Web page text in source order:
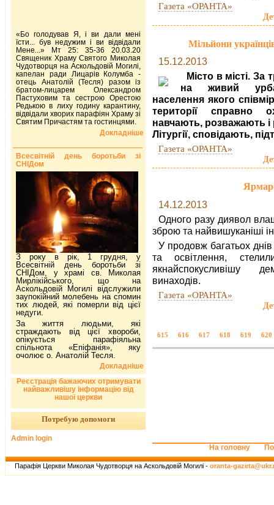
Газета «ОРАНТА»
Мільйони
15.12.2013
Місто в місті.
на живий
населення якого
території справно
навчають, розважають
Літургії, сповідають,
Газета «ОРАНТА»
14.12.2013
Одного разу диявол
зброю та найвишуканіші
У продовж багатьох
та освітлення,
якнайспокусливішу
винаходів.
Газета «ОРАНТА»
615 616 617 618 619 620
«Бо голодував Я, і ви дали мені
їсти... був недужим і ви відвідали
Мене...» Мт 25: 35-36 20.03.20
Священик Храму Святого Миколая
Чудотворця на Аскольдовій Могилі,
капелан ради Лицарів Колумба -
отець Анатолій (Тесля) разом із
братом-лицарем Олександром
Пастуховим та сестрою Орестою
Редькою в лиху годину карантину,
відвідали хворих парафіян Храму зі
Святим Причастям та гостинцями.
Докладніше
Всесвітній день боротьби зі
СНІДом
З року в рік, 1 грудня, у
Всесвітній день боротьби зі
СНІДом, у храмі св. Миколая
Мирлікійського, що на
Аскольдовій Могилі відслужили
заупокійний молебень на спомин
тих людей, які померли від цієї
недуги.
За життя людьми, які
страждають від цієї хвороби,
опікується парафіяльна
спільнота «Епіфанія», яку
очолює о. Анатолій Тесля.
Докладніше
Реєстрація бажаючих отримувати
найважливішу інформацію від
нашої церкви
Потребую допомоги
Admin login
На головну
Парафія Церкви Миколая Чудотворця на Аскольдовій Могилі - oranta-